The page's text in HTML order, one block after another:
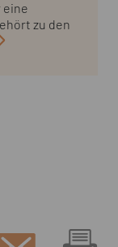
eine
zu den